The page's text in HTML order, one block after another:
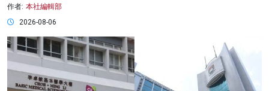
作者: 本社編輯部
2026-08-06